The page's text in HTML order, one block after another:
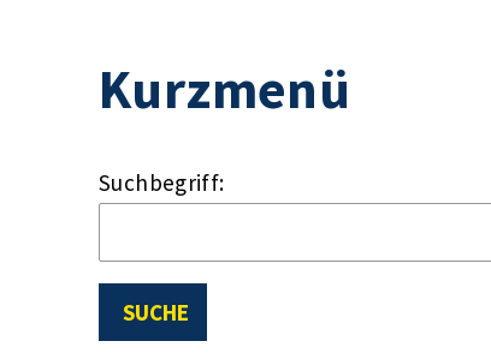
Kurzmenü
Suchbegriff:
SUCHE